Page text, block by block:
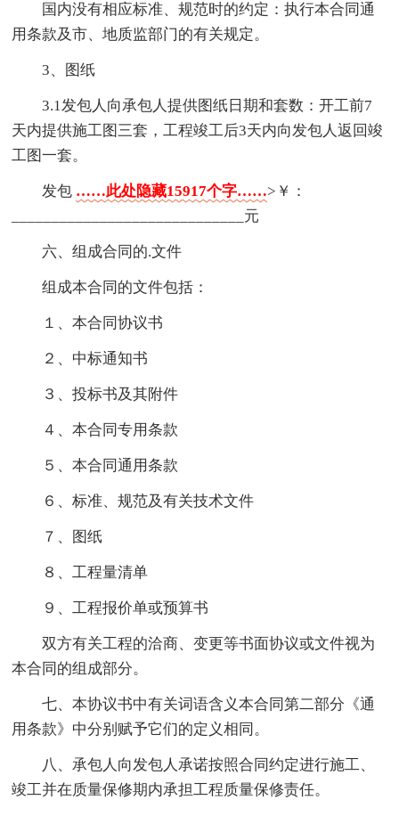
国内没有相应标准、规范时的约定：执行本合同通
用条款及市、地质监部门的有关规定。
3、图纸
3.1发包人向承包人提供图纸日期和套数：开工前7
天内提供施工图三套，工程竣工后3天内向发包人返回竣
工图一套。
发包 ……此处隐藏15917个字……>￥：
_____________________________元
六、组成合同的.文件
组成本合同的文件包括：
１、本合同协议书
２、中标通知书
３、投标书及其附件
４、本合同专用条款
５、本合同通用条款
６、标准、规范及有关技术文件
７、图纸
８、工程量清单
９、工程报价单或预算书
双方有关工程的洽商、变更等书面协议或文件视为
本合同的组成部分。
七、本协议书中有关词语含义本合同第二部分《通
用条款》中分别赋予它们的定义相同。
八、承包人向发包人承诺按照合同约定进行施工、
竣工并在质量保修期内承担工程质量保修责任。